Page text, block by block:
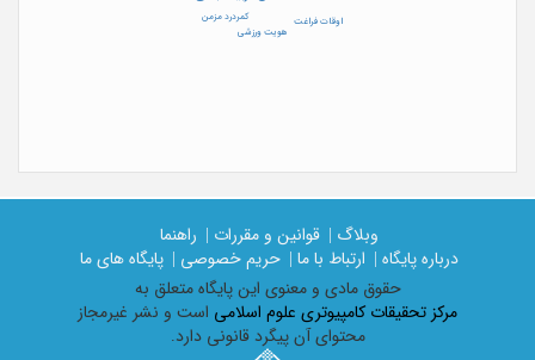
کمردرد مزمن
هویت ورزشی
اوقات فراغت
وبلاگ | قوانین و مقررات |
راهنما
درباره پایگاه |
ارتباط با ما | حریم خصوصی |
پایگاه های ما
حقوق مادی و معنوی اين پايگاه متعلق به
مرکز تحقیقات کامپیوتری علوم اسلامی است و نشر غیرمجاز
محتوای آن پیگرد قانونی دارد.